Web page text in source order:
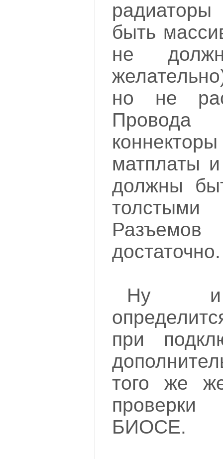
быть
не
но не
матплаты
должны
достаточно.
Ну и
при
того же
БИОСЕ.